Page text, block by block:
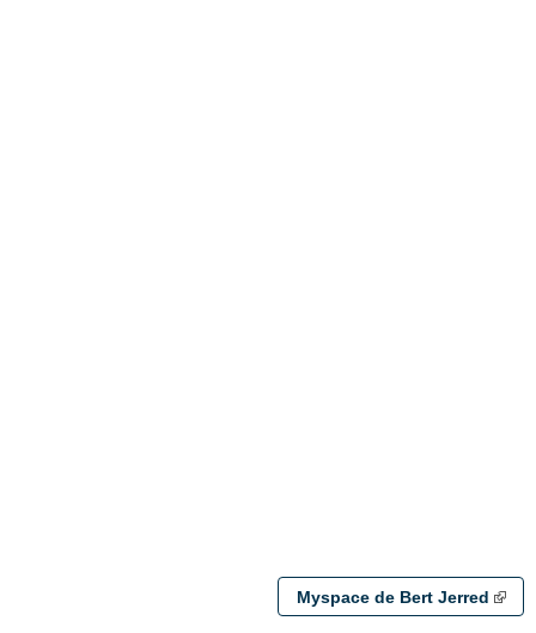
Myspace de Bert Jerred